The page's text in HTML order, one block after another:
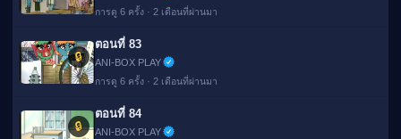
การดู 6 ครั้ง · 2 เดือนที่ผ่านมา
🔒
ตอนที่ 83
ANI-BOX PLAY
การดู 6 ครั้ง · 2 เดือนที่ผ่านมา
🔒
ตอนที่ 84
ANI-BOX PLAY